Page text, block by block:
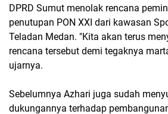
DPRD Sumut menolak rencana
penutupan PON XXI dari kawasan
Teladan Medan. "Kita akan terus
rencana tersebut demi tegaknya
ujarnya.
Sebelumnya Azhari juga sudah
dukungannya terhadap